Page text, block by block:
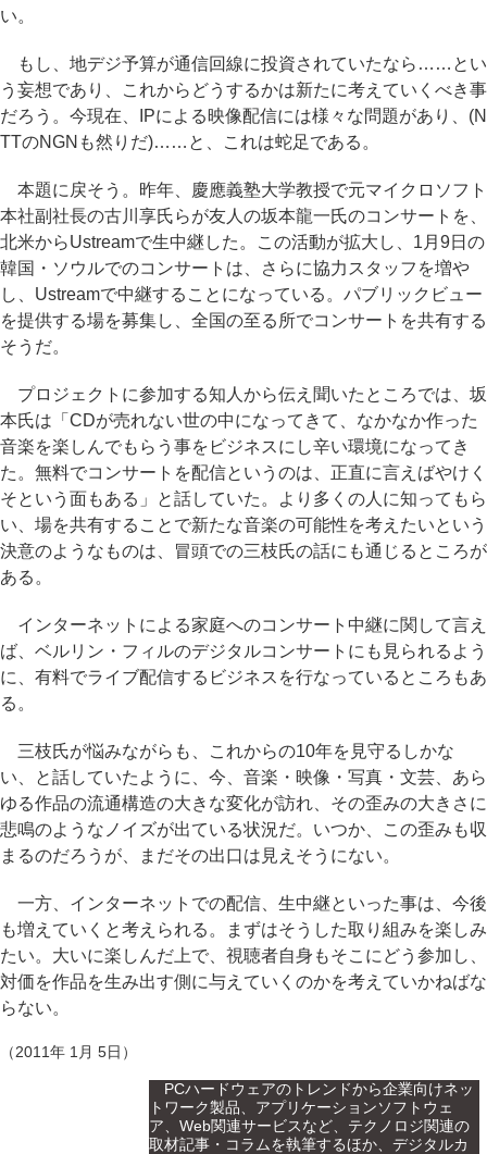
い。
もし、地デジ予算が通信回線に投資されていたなら……とい
う妄想であり、これからどうするかは新たに考えていくべき事
だろう。今現在、IPによる映像配信には様々な問題があり、(N
TTのNGNも然りだ)……と、これは蛇足である。
本題に戻そう。昨年、慶應義塾大学教授で元マイクロソフト
本社副社長の古川享氏らが友人の坂本龍一氏のコンサートを、
北米からUstreamで生中継した。この活動が拡大し、1月9日の
韓国・ソウルでのコンサートは、さらに協力スタッフを増や
し、Ustreamで中継することになっている。パブリックビュー
を提供する場を募集し、全国の至る所でコンサートを共有する
そうだ。
プロジェクトに参加する知人から伝え聞いたところでは、坂
本氏は「CDが売れない世の中になってきて、なかなか作った
音楽を楽しんでもらう事をビジネスにし辛い環境になってき
た。無料でコンサートを配信というのは、正直に言えばやけく
そという面もある」と話していた。より多くの人に知ってもら
い、場を共有することで新たな音楽の可能性を考えたいという
決意のようなものは、冒頭での三枝氏の話にも通じるところが
ある。
インターネットによる家庭へのコンサート中継に関して言え
ば、ベルリン・フィルのデジタルコンサートにも見られるよう
に、有料でライブ配信するビジネスを行なっているところもあ
る。
三枝氏が悩みながらも、これからの10年を見守るしかな
い、と話していたように、今、音楽・映像・写真・文芸、あら
ゆる作品の流通構造の大きな変化が訪れ、その歪みの大きさに
悲鳴のようなノイズが出ている状況だ。いつか、この歪みも収
まるのだろうが、まだその出口は見えそうにない。
一方、インターネットでの配信、生中継といった事は、今後
も増えていくと考えられる。まずはそうした取り組みを楽しみ
たい。大いに楽しんだ上で、視聴者自身もそこにどう参加し、
対価を作品を生み出す側に与えていくのかを考えていかねばな
らない。
（2011年 1月 5日）
PCハードウェアのトレンドから企業向けネッ
トワーク製品、アプリケーションソフトウェ
ア、Web関連サービスなど、テクノロジ関連の
取材記事・コラムを執筆するほか、デジタルカ